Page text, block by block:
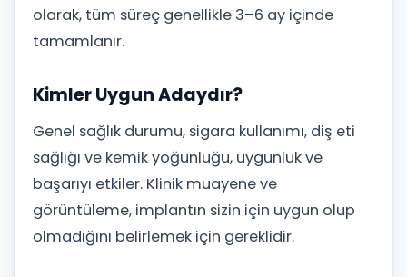
olarak, tüm süreç genellikle 3–6 ay içinde
tamamlanır.
Kimler Uygun Adaydır?
Genel sağlık durumu, sigara kullanımı, diş eti
sağlığı ve kemik yoğunluğu, uygunluk ve
başarıyı etkiler. Klinik muayene ve
görüntüleme, implantın sizin için uygun olup
olmadığını belirlemek için gereklidir.